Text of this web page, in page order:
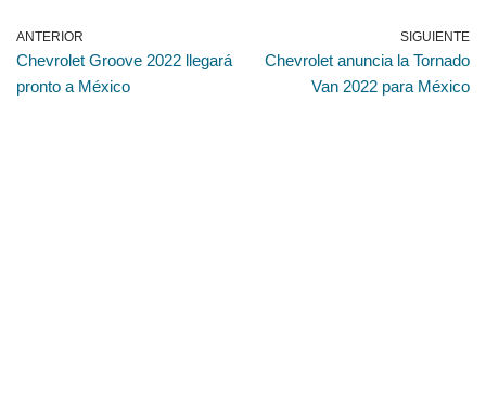
ANTERIOR
Chevrolet Groove 2022 llegará
pronto a México
SIGUIENTE
Chevrolet anuncia la Tornado
Van 2022 para México